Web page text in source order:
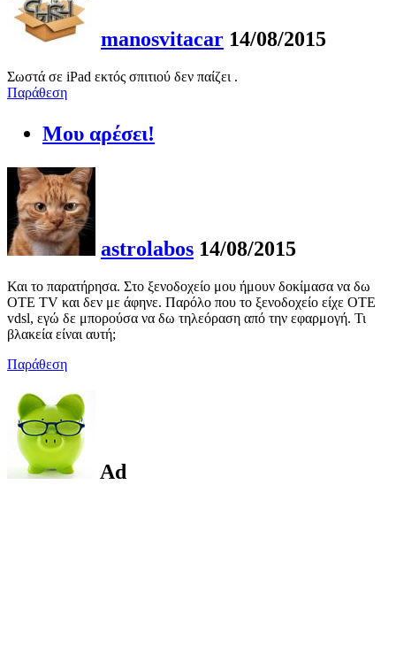
manosvitacar 14/08/2015
Σωστά σε iPad εκτός σπιτιού δεν παίζει .
Παράθεση
Μου αρέσει!
astrolabos 14/08/2015
Και το παρατήρησα. Στο ξενοδοχείο μου ήμουν δοκίμασα να δω
OTE TV και δεν με άφηνε. Παρόλο που το ξενοδοχείο είχε ΟΤΕ
vdsl, εγώ δε μπορούσα να δω τηλεόραση από την εφαρμογή. Τι
βλακεία είναι αυτή;
Παράθεση
Ad